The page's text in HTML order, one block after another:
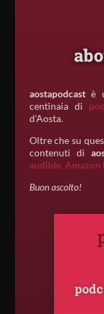
aostapodcastè
centinaia di
d’Aosta.
Oltre che su
contenuti di
audible, Amazon
Buon ascolto!